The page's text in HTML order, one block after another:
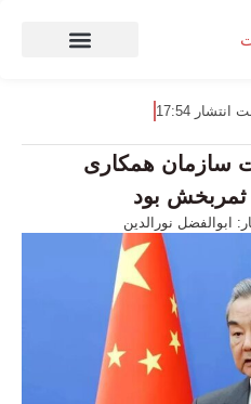
انتشار 17:54
سازمان همکاری
ثمربخش بود
ابوالفضل نورالدین